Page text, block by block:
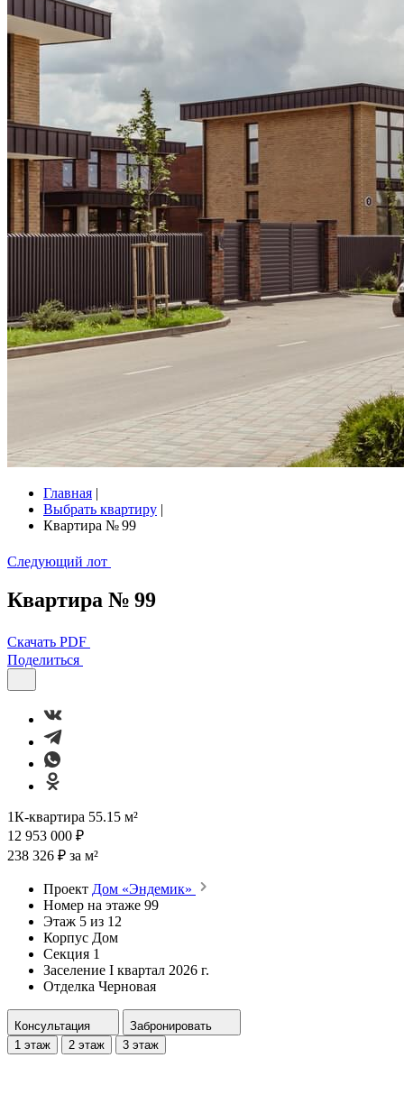
Главная |
Выбрать квартиру |
Квартира № 99
Следующий лот
Квартира № 99
Скачать PDF
Поделиться
1К-квартира 55.15 м²
12 953 000 ₽
238 326 ₽ за м²
Проект Дом «Эндемик»
Номер на этаже 99
Этаж 5 из 12
Корпус Дом
Секция 1
Заселение I квартал 2026 г.
Отделка Черновая
Консультация
Забронировать
1 этаж
2 этаж 3 этаж